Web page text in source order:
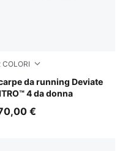
COLORI
da running Deviate
4 da donna
Snow-Misty Pink
€